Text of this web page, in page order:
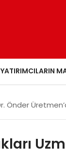
Önder